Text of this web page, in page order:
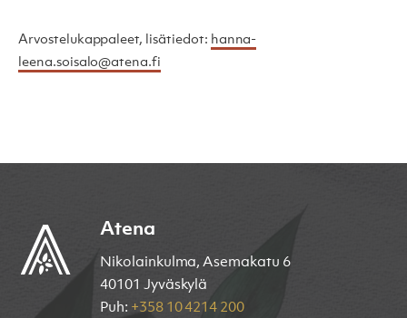
Arvostelukappaleet, lisätiedot: hanna-
leena.soisalo@atena.fi
Atena
Nikolainkulma, Asemakatu 6
40101 Jyväskylä
Puh: +358 10 4214 200